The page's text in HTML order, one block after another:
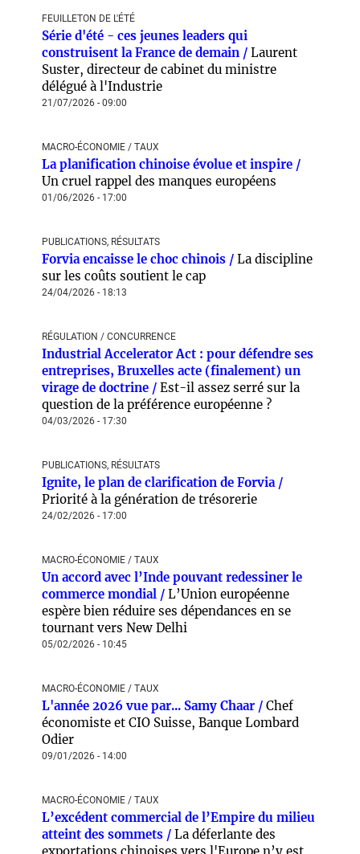
FEUILLETON DE L'ÉTÉ
Série d'été - ces jeunes leaders qui
construisent la France de demain / Laurent
Suster, directeur de cabinet du ministre
délégué à l'Industrie
21/07/2026 - 09:00
MACRO-ÉCONOMIE / TAUX
La planification chinoise évolue et inspire /
Un cruel rappel des manques européens
01/06/2026 - 17:00
PUBLICATIONS, RÉSULTATS
Forvia encaisse le choc chinois / La discipline
sur les coûts soutient le cap
24/04/2026 - 18:13
RÉGULATION / CONCURRENCE
Industrial Accelerator Act : pour défendre ses
entreprises, Bruxelles acte (finalement) un
virage de doctrine / Est-il assez serré sur la
question de la préférence européenne ?
04/03/2026 - 17:30
PUBLICATIONS, RÉSULTATS
Ignite, le plan de clarification de Forvia /
Priorité à la génération de trésorerie
24/02/2026 - 17:00
MACRO-ÉCONOMIE / TAUX
Un accord avec l’Inde pouvant redessiner le
commerce mondial / L’Union européenne
espère bien réduire ses dépendances en se
tournant vers New Delhi
05/02/2026 - 10:45
MACRO-ÉCONOMIE / TAUX
L'année 2026 vue par... Samy Chaar / Chef
économiste et CIO Suisse, Banque Lombard
Odier
09/01/2026 - 14:00
MACRO-ÉCONOMIE / TAUX
L’excédent commercial de l’Empire du milieu
atteint des sommets / La déferlante des